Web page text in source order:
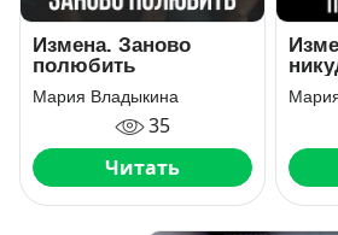
Измена. Заново
полюбить
Мария Владыкина
35
Читать